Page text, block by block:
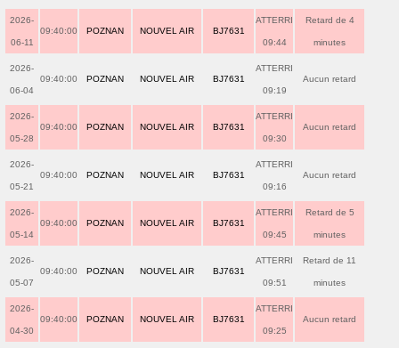
2026-
06-11
09:40:00 POZNAN NOUVEL AIR BJ7631
ATTERRI
09:44
Retard de 4
minutes
2026-
06-04
09:40:00 POZNAN NOUVEL AIR BJ7631
ATTERRI
09:19
Aucun retard
2026-
05-28
09:40:00 POZNAN NOUVEL AIR BJ7631
ATTERRI
09:30
Aucun retard
2026-
05-21
09:40:00 POZNAN NOUVEL AIR BJ7631
ATTERRI
09:16
Aucun retard
2026-
05-14
09:40:00 POZNAN NOUVEL AIR BJ7631
ATTERRI
09:45
Retard de 5
minutes
2026-
05-07
09:40:00 POZNAN NOUVEL AIR BJ7631
ATTERRI
09:51
Retard de 11
minutes
2026-
04-30
09:40:00 POZNAN NOUVEL AIR BJ7631
ATTERRI
09:25
Aucun retard